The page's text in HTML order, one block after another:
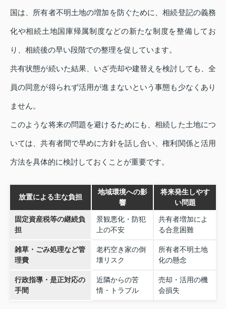
国は、所有者不明土地の増加を防ぐために、相続登記の義務
化や相続土地国庫帰属制度などの新たな制度を整備してお
り、相続後の早い段階での整理を促しています。
共有状態が続いた結果、いざ売却や建替えを検討しても、全
員の同意が得られず活用が進まないという事態も少なくあり
ません。
このような将来の問題を避けるためにも、相続した土地につ
いては、共有者間で早めに方針を話し合い、権利関係と活用
方法を具体的に検討しておくことが重要です。
放置による主な負担
地域環境への影
響
将来発生しやす
い問題
固定資産税等の継続負
担
景観悪化・防犯
上の不安
共有者増加によ
る合意困難
雑草・ごみ処理など管
理費
老朽空き家の倒
壊リスク
所有者不明土地
化の懸念
行政指導・是正対応の
手間
近隣からの苦
情・トラブル
売却・活用の機
会損失